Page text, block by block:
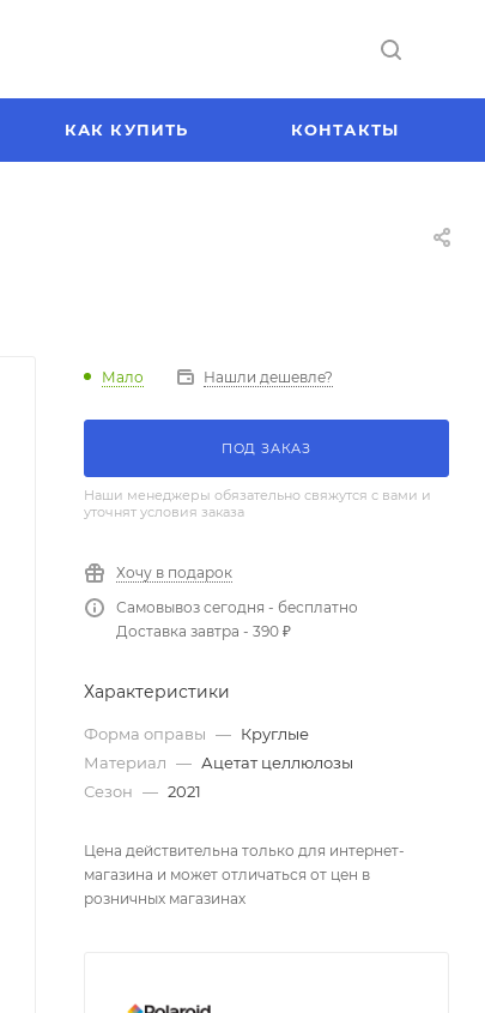
КАК КУПИТЬ КОНТАКТЫ
Мало Нашли дешевле?
ПОД ЗАКАЗ
Наши менеджеры обязательно свяжутся с вами и
уточнят условия заказа
Хочу в подарок
Самовывоз сегодня - бесплатно
Доставка завтра - 390 ₽
Характеристики
Форма оправы — Круглые
Материал — Ацетат целлюлозы
Сезон — 2021
Цена действительна только для интернет-
магазина и может отличаться от цен в
розничных магазинах